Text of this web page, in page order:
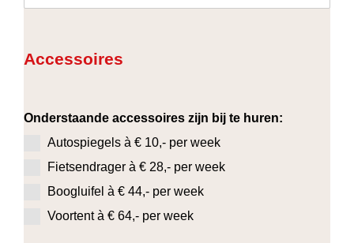
Accessoires
Onderstaande accessoires zijn bij te huren:
Autospiegels à € 10,- per week
Fietsendrager à € 28,- per week
Boogluifel à € 44,- per week
Voortent à € 64,- per week